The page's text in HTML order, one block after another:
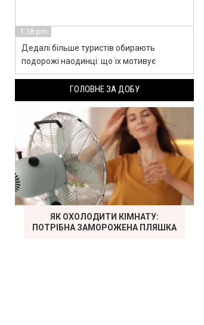
1:18 pm
Дедалі більше туристів обирають
подорожі наодинці: що їх мотивує
ГОЛОВНЕ ЗА ДОБУ
ЯК ОХОЛОДИТИ КІМНАТУ:
ПОТРІБНА ЗАМОРОЖЕНА ПЛЯШКА